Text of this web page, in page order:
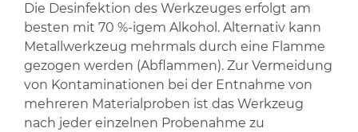
Die Desinfektion des Werkzeuges erfolgt am
besten mit 70 %-igem Alkohol. Alternativ kann
Metallwerkzeug mehrmals durch eine Flamme
gezogen werden (Abflammen). Zur Vermeidung
von Kontaminationen bei der Entnahme von
mehreren Materialproben ist das Werkzeug
nach jeder einzelnen Probenahme zu